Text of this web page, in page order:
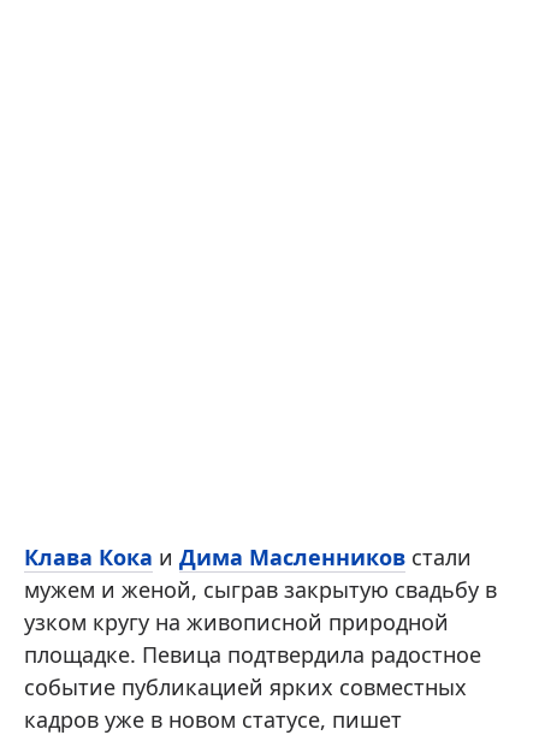
Клава Кока и Дима Масленников стали
мужем и женой, сыграв закрытую свадьбу в
узком кругу на живописной природной
площадке. Певица подтвердила радостное
событие публикацией ярких совместных
кадров уже в новом статусе, пишет